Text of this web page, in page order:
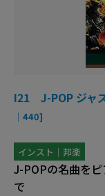
I21 J-POP ジャ
｜440]
インスト｜邦楽
J-POPの名曲を
で